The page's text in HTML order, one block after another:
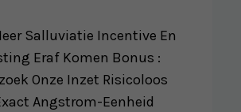
Salluviatie Incentive En
Eraf Komen Bonus :
Onze Inzet Risicoloos
Angstrom-Eenheid